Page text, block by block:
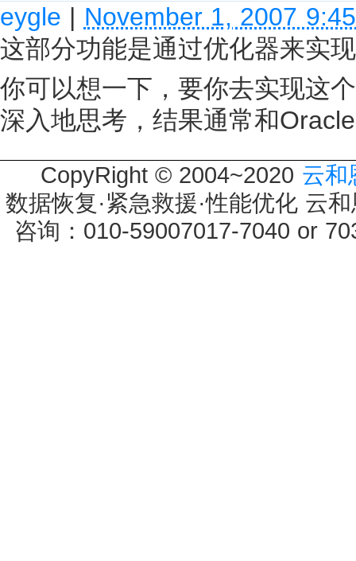
eygle | November 1, 2007
这部分功能是通过优化器来实
你可以想一下，要你去实现这
深入地思考，结果通常和
CopyRight © 2004~2020 云和
数据恢复·紧急救援·性能优化 云
咨询：010-59007017-7040 or